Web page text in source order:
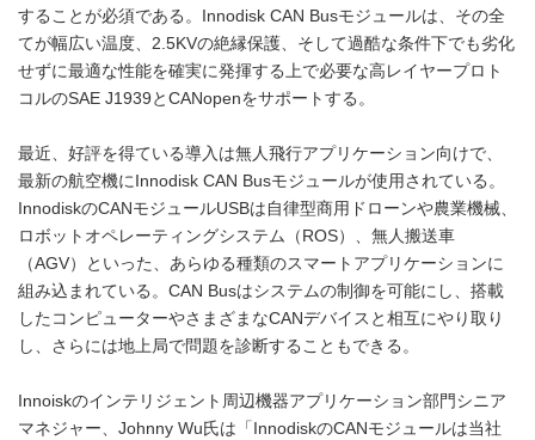
することが必須である。Innodisk CAN Busモジュールは、その全
てが幅広い温度、2.5KVの絶縁保護、そして過酷な条件下でも劣化
せずに最適な性能を確実に発揮する上で必要な高レイヤープロト
コルのSAE J1939とCANopenをサポートする。
最近、好評を得ている導入は無人飛行アプリケーション向けで、
最新の航空機にInnodisk CAN Busモジュールが使用されている。
InnodiskのCANモジュールUSBは自律型商用ドローンや農業機械、
ロボットオペレーティングシステム（ROS）、無人搬送車
（AGV）といった、あらゆる種類のスマートアプリケーションに
組み込まれている。CAN Busはシステムの制御を可能にし、搭載
したコンピューターやさまざまなCANデバイスと相互にやり取り
し、さらには地上局で問題を診断することもできる。
Innoiskのインテリジェント周辺機器アプリケーション部門シニア
マネジャー、Johnny Wu氏は「InnodiskのCANモジュールは当社